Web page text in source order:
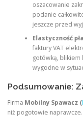
oszacowanie
podanie
jeszcze przed
Elastyczność
faktury VAT
gotówką, blikiem
wygodne w
Podsumowanie:
Firma Mobilny Spawacz (
niż pogotowie